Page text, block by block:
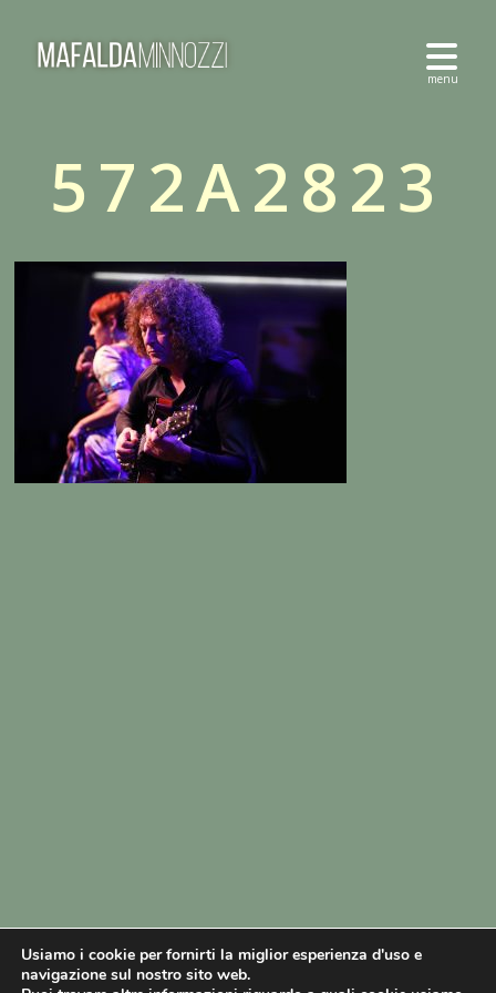
572A2823
Usiamo i cookie per fornirti la miglior esperienza d'uso e
navigazione sul nostro sito web.